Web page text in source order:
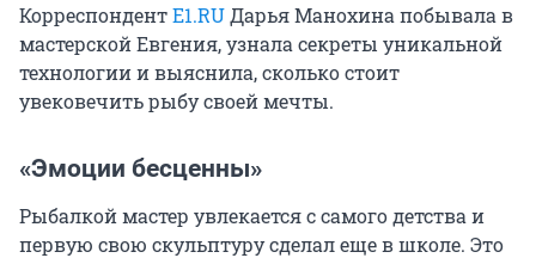
КорреспондентE1.RUДарья Манохина побывала в
мастерской Евгения, узнала секреты уникальной
технологии и выяснила, сколько стоит
увековечить рыбу своей мечты.
«Эмоции бесценны»
Рыбалкой мастер увлекается с самого детства и
первую свою скульптуру сделал еще в школе. Это